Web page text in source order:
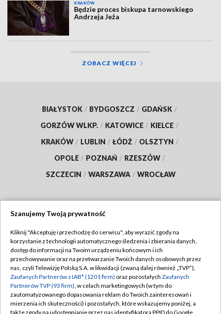
KRAKÓW
Będzie proces biskupa tarnowskiego
Andrzeja Jeża
ZOBACZ WIĘCEJ
BIAŁYSTOK / BYDGOSZCZ / GDAŃSK /
GORZÓW WLKP. / KATOWICE / KIELCE /
KRAKÓW / LUBLIN / ŁÓDŹ / OLSZTYN /
OPOLE / POZNAŃ / RZESZÓW /
SZCZECIN / WARSZAWA / WROCŁAW
TVP
Abonament TVP
Emisja w TVP
Centrum informacji TVP
Naziemna Telewizja Cyfrowa
Regulamin TVP
Polityka prywatności
Moje zgody
Pomoc
Szanujemy Twoją prywatność
Kliknij "Akceptuję i przechodzę do serwisu", aby wyrazić zgody na
korzystanie z technologii automatycznego śledzenia i zbierania danych,
dostęp do informacji na Twoim urządzeniu końcowym i ich
przechowywanie oraz na przetwarzanie Twoich danych osobowych przez
nas, czyli Telewizję Polską S.A. w likwidacji (zwaną dalej również „TVP”),
Zaufanych Partnerów z IAB* (1201 firm) oraz pozostałych Zaufanych
Partnerów TVP (93 firm), w celach marketingowych (w tym do
zautomatyzowanego dopasowania reklam do Twoich zainteresowań i
mierzenia ich skuteczności) i pozostałych, które wskazujemy poniżej, a
także zgody na udostępnianie przez nas identyfikatora PPID do Google.